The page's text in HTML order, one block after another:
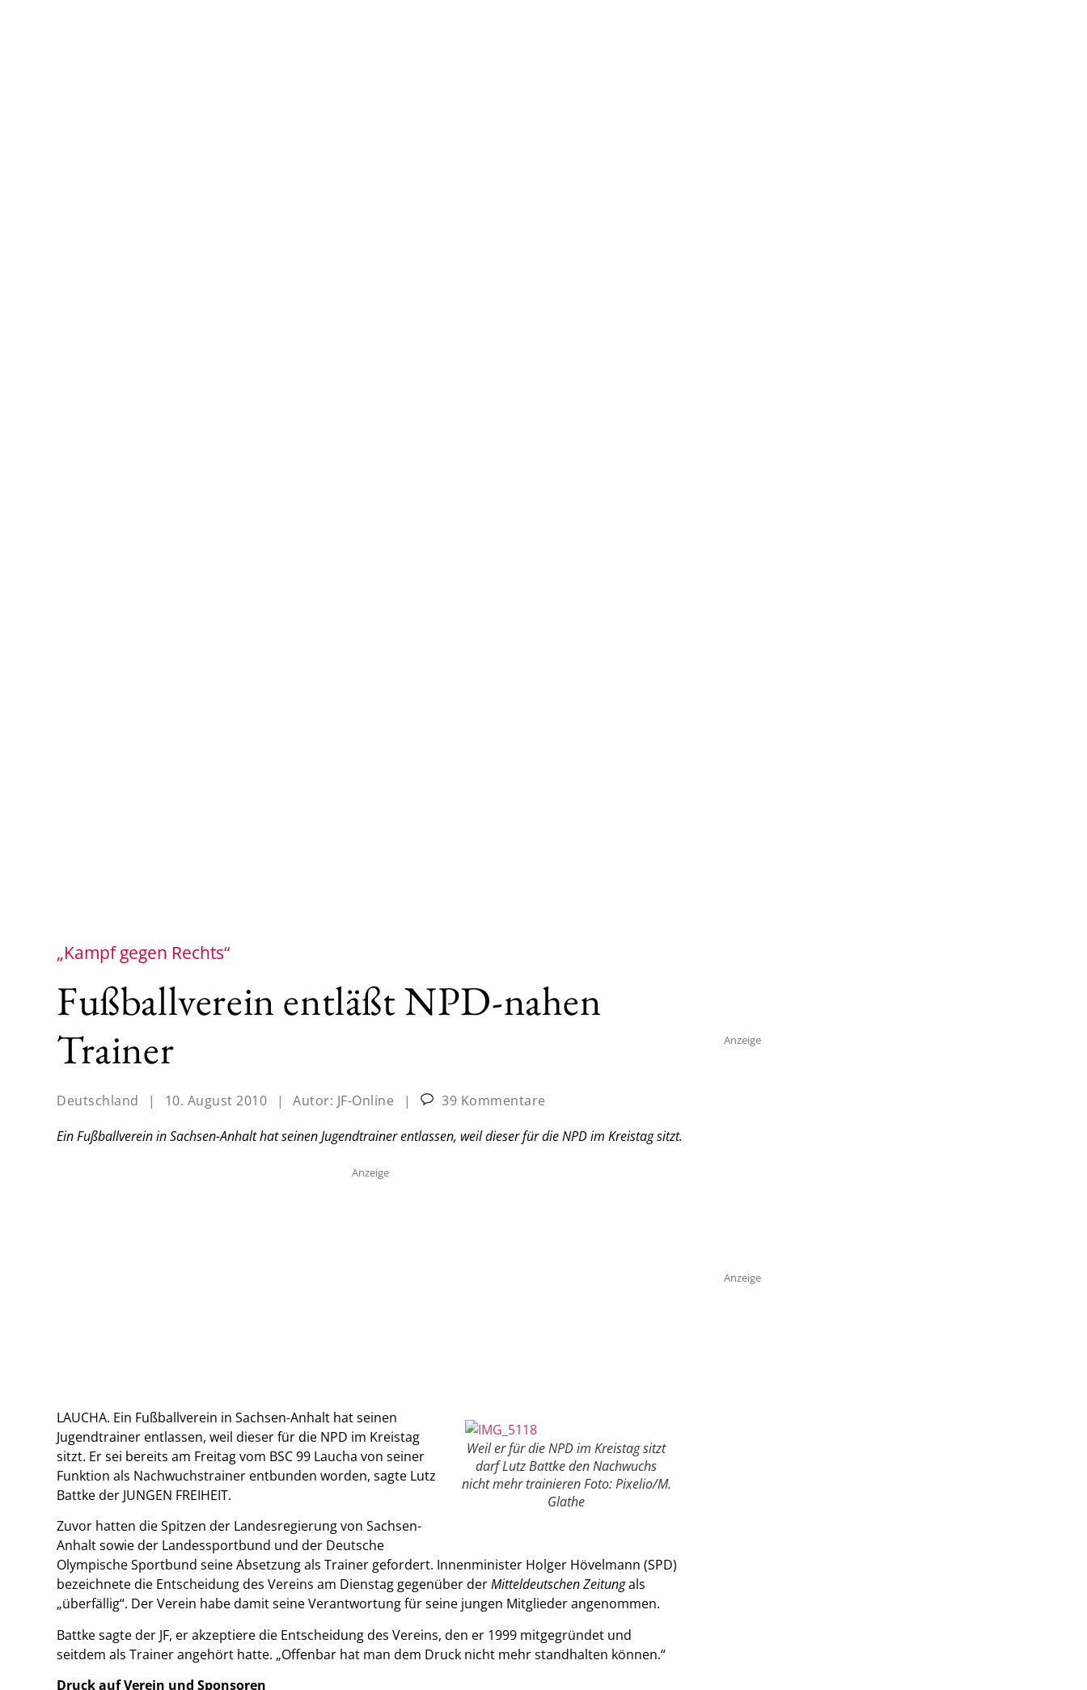
„Kampf gegen Rechts“
Fußballverein entläßt NPD-nahen
Trainer
Deutschland | 10. August 2010 | Autor: JF-Online |
39 Kommentare
Ein Fußballverein in Sachsen-Anhalt hat seinen Jugendtrainer entlassen, weil dieser für die NPD im Kreistag sitzt.
Anzeige
Weil er für die NPD im Kreistag sitzt
darf Lutz Battke den Nachwuchs
nicht mehr trainieren Foto: Pixelio/M.
Glathe
LAUCHA. Ein Fußballverein in Sachsen-Anhalt hat seinen
Jugendtrainer entlassen, weil dieser für die NPD im Kreistag
sitzt. Er sei bereits am Freitag vom BSC 99 Laucha von seiner
Funktion als Nachwuchstrainer entbunden worden, sagte Lutz
Battke der JUNGEN FREIHEIT.
Zuvor hatten die Spitzen der Landesregierung von Sachsen-
Anhalt sowie der Landessportbund und der Deutsche
Olympische Sportbund seine Absetzung als Trainer gefordert. Innenminister Holger Hövelmann (SPD)
bezeichnete die Entscheidung des Vereins am Dienstag gegenüber derMitteldeutschen Zeitungals
„überfällig“. Der Verein habe damit seine Verantwortung für seine jungen Mitglieder angenommen.
Battke sagte der JF, er akzeptiere die Entscheidung des Vereins, den er 1999 mitgegründet und
seitdem als Trainer angehört hatte. „Offenbar hat man dem Druck nicht mehr standhalten können.“
Druck auf Verein und Sponsoren
Anzeige
Anzeige